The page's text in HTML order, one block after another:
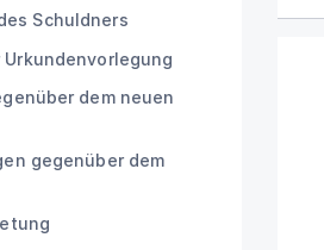
Schuldners
dem neuen
gegenüber dem